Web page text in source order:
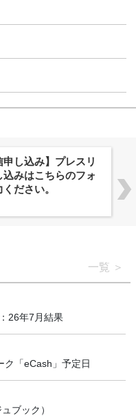
アジア最大級のグロ
ンファレンス
とのコラボレーショ
一覧
26年7月結果
ク「eCash」予定日
ブック）